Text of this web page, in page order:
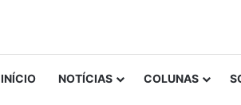
INÍCIO NOTÍCIAS COLUNAS